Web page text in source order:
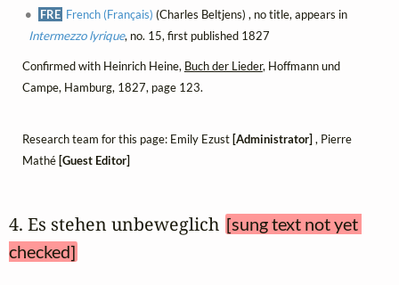
FRE French (Français) (Charles Beltjens) , no title, appears in
Intermezzo lyrique, no. 15, first published 1827
Confirmed with Heinrich Heine, Buch der Lieder, Hoffmann und
Campe, Hamburg, 1827, page 123.
Research team for this page: Emily Ezust [Administrator] , Pierre
Mathé [Guest Editor]
4. Es stehen unbeweglich [sung text not yet
checked]